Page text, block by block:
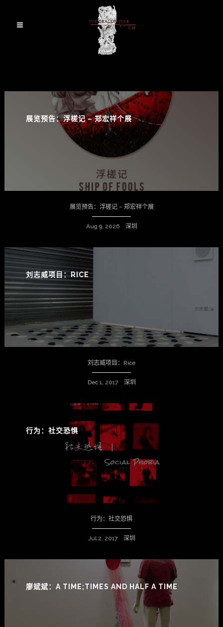
展览预告：浮槎记 – 郑宏祥个展
展览预告：浮槎记 – 郑宏祥个展
Aug 9, 2026 深圳
刘志威项目：RICE
刘志威项目：Rice
Dec 1, 2017 深圳
行为：社交恐惧
行为：社交恐惧
Jul 2, 2017 深圳
廖斌斌：A TIME;TIMES AND HALF A TIME